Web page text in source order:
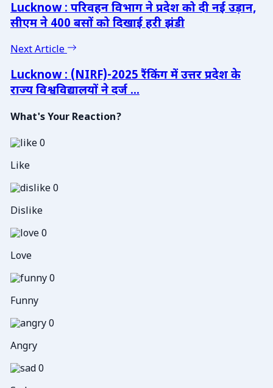
Lucknow : परिवहन विभाग ने प्रदेश को दी नई उड़ान,
सीएम ने 400 बसों को दिखाई हरी झंडी
Next Article
Lucknow : (NIRF)-2025 रैंकिंग में उत्तर प्रदेश के
राज्य विश्वविद्यालयों ने दर्ज ...
What's Your Reaction?
0
Like
0
Dislike
0
Love
0
Funny
0
Angry
0